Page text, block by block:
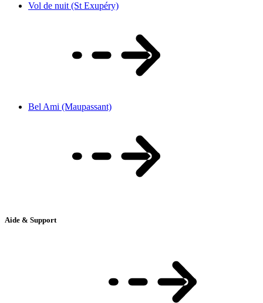
Vol de nuit (St Exupéry)
Bel Ami (Maupassant)
Aide & Support